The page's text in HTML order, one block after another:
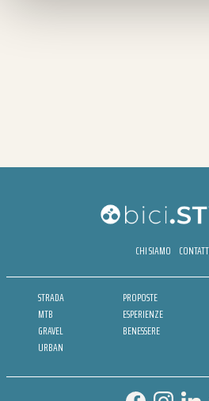
CHI SIAMO
STRADA
MTB
GRAVEL
URBAN
PROPOSTE
ESPERIENZE
BENESSERE